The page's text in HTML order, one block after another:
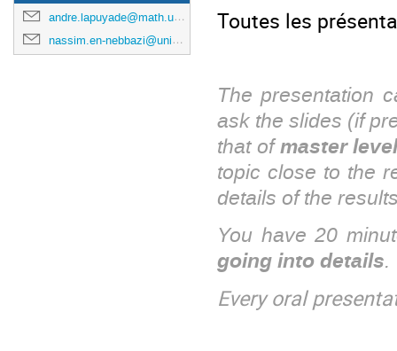
andre.lapuyade@math.univ-poitiers.fr
nassim.en-nebbazi@univ-pau.fr
Toutes les
The presentation
ask the slides (if
that ofmaster
topic close to the
details of the
You have 20
going into details.
Every oral